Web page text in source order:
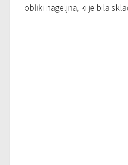
obliki nageljna, ki je bila